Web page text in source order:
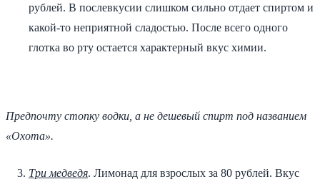
рублей. В послевкусии слишком сильно отдает спиртом и
какой-то неприятной сладостью. После всего одного
глотка во рту остается характерный вкус химии.
Предпочту стопку водки, а не дешевый спирт под названием
«Охота».
Три медведя. Лимонад для взрослых за 80 рублей. Вкус